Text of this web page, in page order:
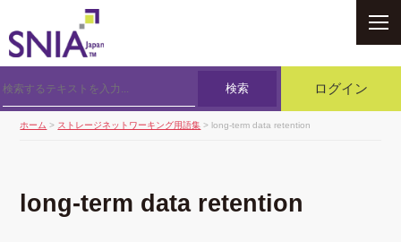
検索 ログイン
ホーム > ストレージネットワーキング用語集 > long-term data retention
long-term data retention